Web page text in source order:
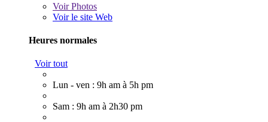
VoirPhotos
Voir le site Web
Heures normales
Voir tout
Lun - ven : 9h am à 5h pm
Sam : 9h am à 2h30 pm